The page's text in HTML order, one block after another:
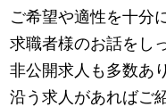
ご希望や適性を十分
求職者様のお話をし
非公開求人も多数あ
沿う求人があればご